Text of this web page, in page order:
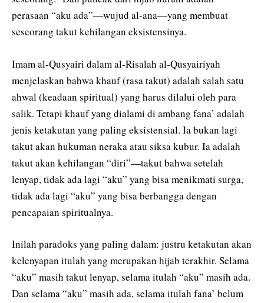
perasaan “aku ada”—wujud al-ana—yang membuat
seseorang takut kehilangan eksistensinya.
Imam al-Qusyairi dalam al-Risalah al-Qusyairiyah
menjelaskan bahwa khauf (rasa takut) adalah salah satu
ahwal (keadaan spiritual) yang harus dilalui oleh para
salik. Tetapi khauf yang dialami di ambang fana’ adalah
jenis ketakutan yang paling eksistensial. Ia bukan lagi
takut akan hukuman neraka atau siksa kubur. Ia adalah
takut akan kehilangan “diri”—takut bahwa setelah
lenyap, tidak ada lagi “aku” yang bisa menikmati surga,
tidak ada lagi “aku” yang bisa berbangga dengan
pencapaian spiritualnya.
Inilah paradoks yang paling dalam: justru ketakutan akan
kelenyapan itulah yang merupakan hijab terakhir. Selama
“aku” masih takut lenyap, selama itulah “aku” masih ada.
Dan selama “aku” masih ada, selama itulah fana’ belum